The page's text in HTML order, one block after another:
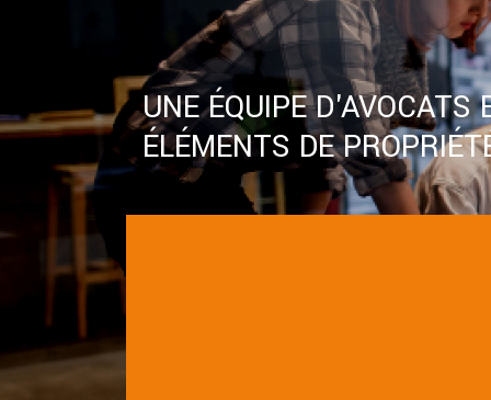
UNE ÉQUIPE
ÉLÉMENTS DE